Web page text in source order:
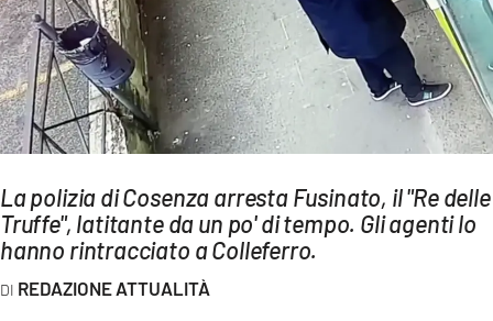
AMBIENTE
Streaming
LAC TV
LAC NETWORK
LAC ONAIR
LaC
La polizia di Cosenza arresta Fusinato, il "Re delle
Truffe", latitante da un po' di tempo. Gli agenti lo
hanno rintracciato a Colleferro.
REDAZIONE ATTUALITÀ